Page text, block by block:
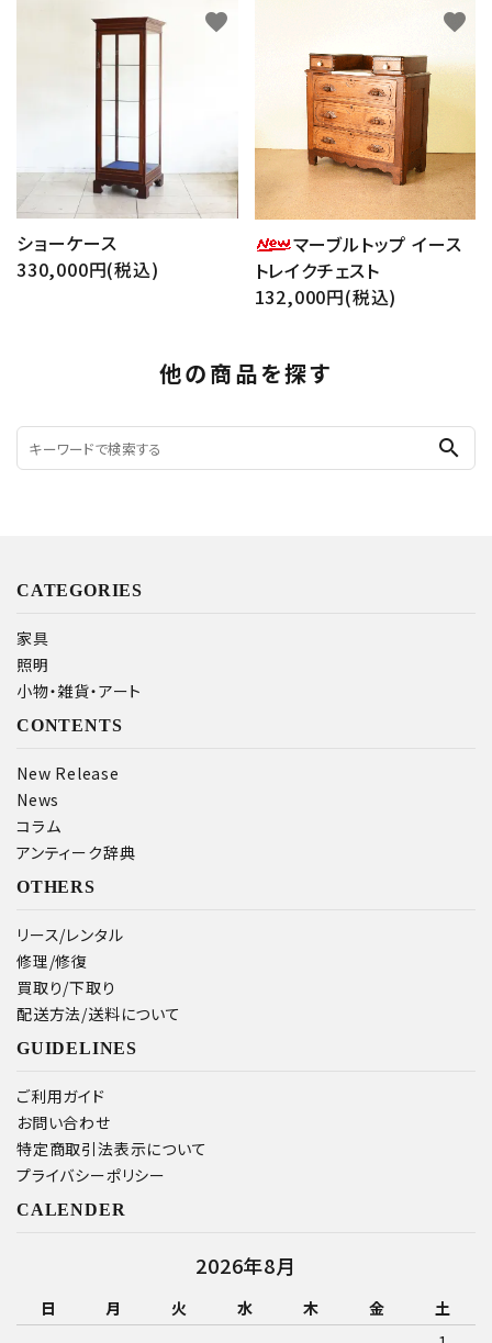
ショーケース
330,000円(税込)
favorite
マーブルトップ イース
トレイクチェスト
132,000円(税込)
favorite
他の商品を探す
search
CATEGORIES
家具
照明
小物・雑貨・アート
CONTENTS
New Release
News
コラム
アンティーク辞典
OTHERS
リース/レンタル
修理/修復
買取り/下取り
配送方法/送料について
GUIDELINES
ご利用ガイド
お問い合わせ
特定商取引法表示について
プライバシーポリシー
CALENDER
2026年8月
日 月 火 水 木 金
土